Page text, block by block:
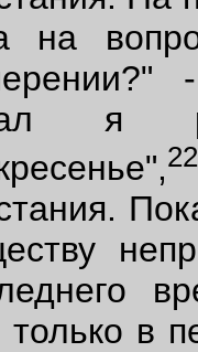
на
я
22
только в